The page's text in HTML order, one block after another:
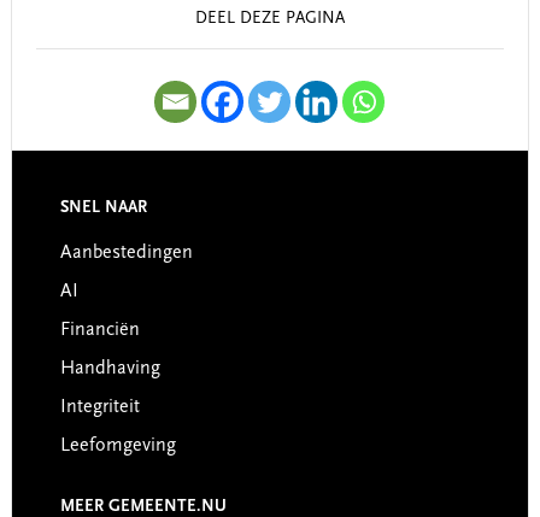
DEEL DEZE PAGINA
Footer
SNEL NAAR
Aanbestedingen
AI
Financiën
Handhaving
Integriteit
Leefomgeving
MEER GEMEENTE.NU